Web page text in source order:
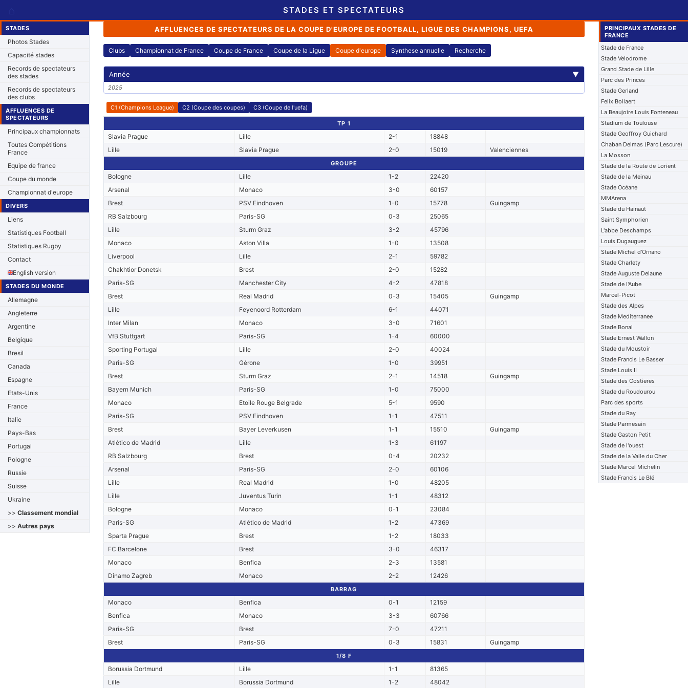
STADES ET SPECTATEURS
STADES
Photos Stades
Capacité stades
Records de spectateurs
des stades
Records de spectateurs
des clubs
AFFLUENCES DE
SPECTATEURS
Principaux championnats
Toutes Compétitions
France
Equipe de france
Coupe du monde
Championnat d'europe
DIVERS
Liens
Statistiques Football
Statistiques Rugby
Contact
English version
STADES DU MONDE
Allemagne
Angleterre
Argentine
Belgique
Bresil
Canada
Espagne
Etats-Unis
France
Italie
Pays-Bas
Portugal
Pologne
Russie
Suisse
Ukraine
>> Classement mondial
>> Autres pays
AFFLUENCES DE SPECTATEURS DE LA COUPE D'EUROPE DE FOOTBALL, LIGUE DES CHAMPIONS, UEFA
Clubs Championnat de France Coupe de France Coupe de la Ligue Coupe d'europe Synthese annuelle Recherche
Année ▼
2025
C1 (Champions League) C2 (Coupe des coupes) C3 (Coupe de l'uefa)
TP 1
Slavia Prague Lille 2-1
18848
Lille
Slavia Prague 2-0 15019 Valenciennes
GROUPE
Bologne Lille 1-2
22420
Arsenal
Monaco 3-0
60157
Brest
PSV Eindhoven 1-0 15778
Guingamp
RB Salzbourg
Paris-SG 0-3
25065
Lille
Sturm Graz 3-2
45796
Monaco
Aston Villa 1-0
13508
Liverpool
Lille 2-1
59782
Chakhtior Donetsk
Brest 2-0
15282
Paris-SG
Manchester City 4-2
47818
Brest
Real Madrid 0-3 15405
Guingamp
Lille
Feyenoord Rotterdam 6-1
44071
Inter Milan
Monaco 3-0
71601
VfB Stuttgart
Paris-SG 1-4
60000
Sporting Portugal
Lille 2-0
40024
Paris-SG
Gérone 1-0
39951
Brest
Sturm Graz 2-1 14518
Guingamp
Bayern Munich
Paris-SG 1-0
75000
Monaco
Etoile Rouge Belgrade 5-1
9590
Paris-SG
PSV Eindhoven 1-1
47511
Brest
Bayer Leverkusen 1-1 15510
Guingamp
Atlético de Madrid
Lille 1-3
61197
RB Salzbourg
Brest 0-4
20232
Arsenal
Paris-SG 2-0
60106
Lille
Real Madrid 1-0
48205
Lille
Juventus Turin 1-1
48312
Bologne
Monaco 0-1
23084
Paris-SG
Atlético de Madrid 1-2
47369
Sparta Prague
Brest 1-2
18033
FC Barcelone
Brest 3-0
46317
Monaco
Benfica 2-3
13581
Dinamo Zagreb
Monaco 2-2 12426
BARRAG
Monaco Benfica 0-1
12159
Benfica
Monaco 3-3
60766
Paris-SG
Brest 7-0
47211
Brest
Paris-SG 0-3 15831 Guingamp
1/8 F
Borussia Dortmund Lille 1-1
81365
Lille
Borussia Dortmund 1-2 48042
PRINCIPAUX STADES DE
FRANCE
Stade de France
Stade Velodrome
Grand Stade de Lille
Parc des Princes
Stade Gerland
Felix Bollaert
La Beaujoire Louis Fonteneau
Stadium de Toulouse
Stade Geoffroy Guichard
Chaban Delmas (Parc Lescure)
La Mosson
Stade de la Route de Lorient
Stade de la Meinau
Stade Océane
MMArena
Stade du Hainaut
Saint Symphorien
L'abbe Deschamps
Louis Dugauguez
Stade Michel d'Ornano
Stade Charlety
Stade Auguste Delaune
Stade de l'Aube
Marcel-Picot
Stade des Alpes
Stade Mediterranee
Stade Bonal
Stade Ernest Wallon
Stade du Moustoir
Stade Francis Le Basser
Stade Louis II
Stade des Costieres
Stade du Roudourou
Parc des sports
Stade du Ray
Stade Parmesain
Stade Gaston Petit
Stade de l'ouest
Stade de la Valle du Cher
Stade Marcel Michelin
Stade Francis Le Blé